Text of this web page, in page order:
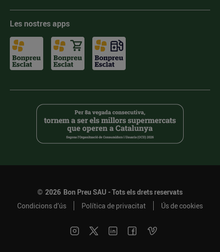
Les nostres apps
© 2026 Bon Preu SAU - Tots els drets reservats
Condicions d’ús
Política de privacitat Ús de cookies